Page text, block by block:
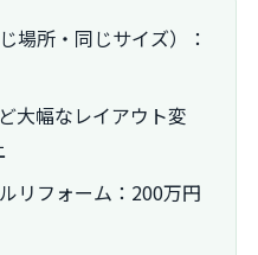
場所・同じサイズ）：
大幅なレイアウト変
リフォーム：200万円